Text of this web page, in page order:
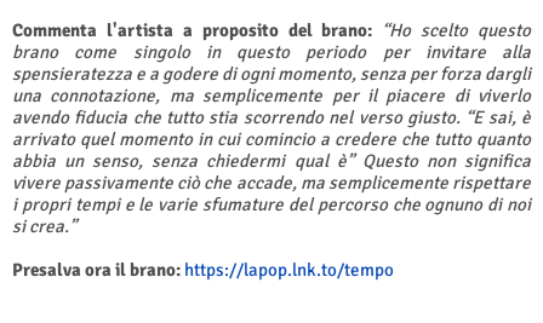
Commenta l'artista a proposito del brano: “Ho scelto questo
brano come singolo in questo periodo per invitare alla
spensieratezza e a godere di ogni momento, senza per forza dargli
una connotazione, ma semplicemente per il piacere di viverlo
avendo fiducia che tutto stia scorrendo nel verso giusto. “E sai, è
arrivato quel momento in cui comincio a credere che tutto quanto
abbia un senso, senza chiedermi qual è” Questo non significa
vivere passivamente ciò che accade, ma semplicemente rispettare
i propri tempi e le varie sfumature del percorso che ognuno di noi
si crea.”
Presalva ora il brano: https://lapop.lnk.to/tempo